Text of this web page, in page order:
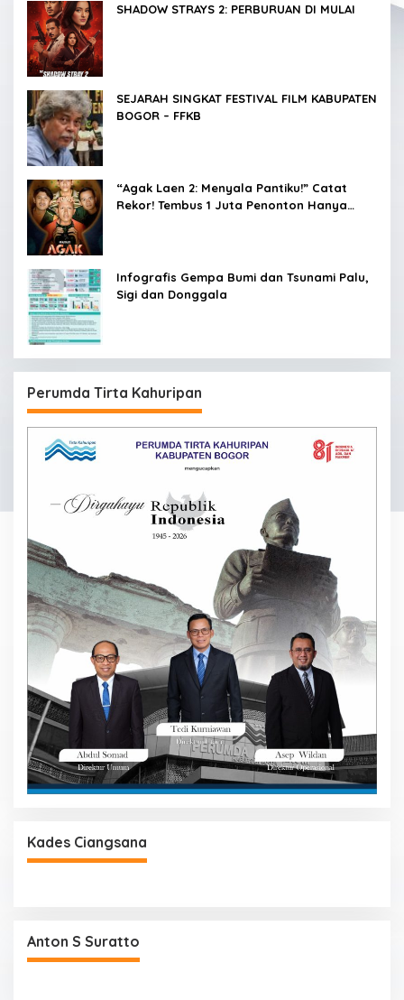
SHADOW STRAYS 2: PERBURUAN DI MULAI
SEJARAH SINGKAT FESTIVAL FILM KABUPATEN
BOGOR – FFKB
“Agak Laen 2: Menyala Pantiku!” Catat
Rekor! Tembus 1 Juta Penonton Hanya
Infografis Gempa Bumi dan Tsunami Palu,
Sigi dan Donggala
Perumda Tirta Kahuripan
Kades Ciangsana
Anton S Suratto